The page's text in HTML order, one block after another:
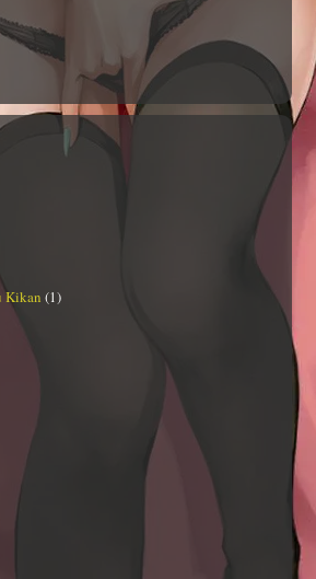
Kikan (1)